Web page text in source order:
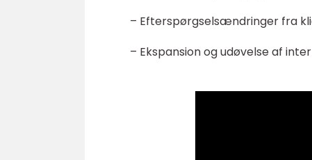
– Efterspørgselsændringer fra
– Ekspansion og udøvelse af